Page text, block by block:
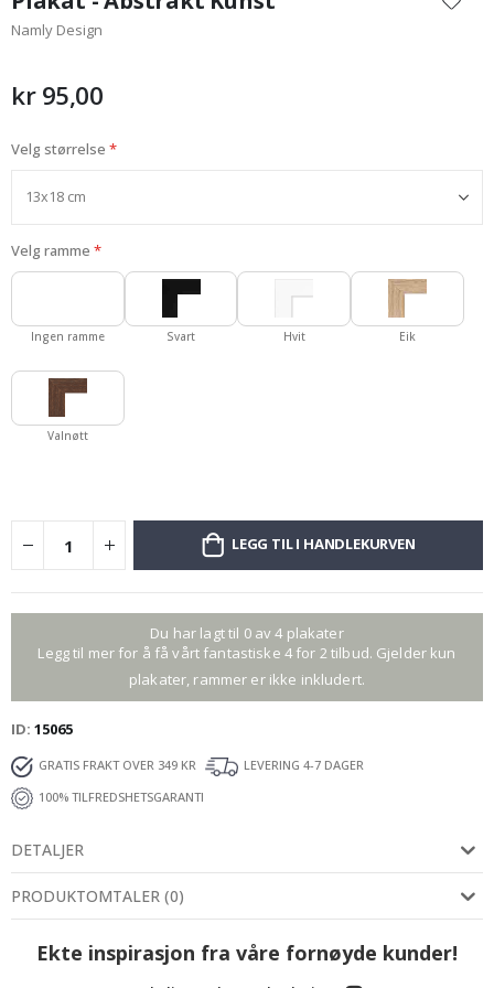
begynnelsen
av
Namly Design
kr 95,00
Velg størrelse
Velg ramme
Ingen ramme Svart Hvit Eik
Valnøtt
LEGG TIL I HANDLEKURVEN
Du har lagt til 0 av 4 plakater
Legg til mer for å få vårt fantastiske 4 for 2 tilbud. Gjelder kun
plakater, rammer er ikke inkludert.
ID 15065
GRATIS FRAKT OVER 349 KR
LEVERING 4-7 DAGER
100% TILFREDSHETSGARANTI
DETALJER
PRODUKTOMTALER (0)
Ekte inspirasjon fra våre fornøyde kunder!